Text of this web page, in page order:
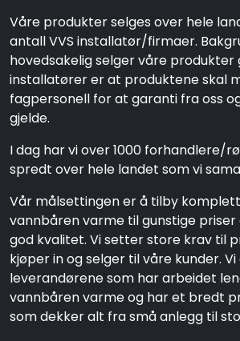
Våre produkter selges over hele
antall VVS installatør/firmaer.
hovedsakelig selger våre produkter
installatører er at produktene skal
fagpersonell for at garanti fra oss
gjelde.
I dag har vi over 1000 forhandlere/
spredt over hele landet som vi
Vår målsettingen er å tilby
vannbåren varme til gunstige
god kvalitet. Vi setter store krav til
kjøper in og selger til våre kunder.
leverandørene som har arbeidet
vannbåren varme og har et bredt
som dekker alt fra små anlegg til